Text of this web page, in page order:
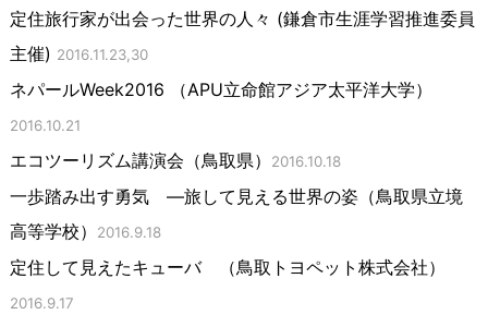
定住旅行家が出会った世界の人々 (鎌倉市生涯学習推進委員
主催) 2016.11.23,30
ネパールWeek2016 （APU立命館アジア太平洋大学）
2016.10.21
エコツーリズム講演会（鳥取県） 2016.10.18
一歩踏み出す勇気 ―旅して見える世界の姿（鳥取県立境
高等学校）
2016.9.18
定住して見えたキューバ （鳥取トヨペット株式会社）
2016.9.17